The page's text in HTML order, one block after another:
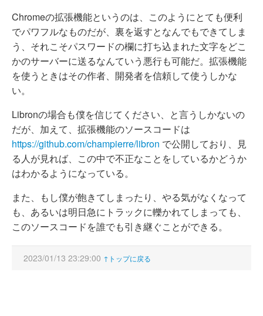
Chromeの拡張機能というのは、このようにとても便利
でパワフルなものだが、裏を返すとなんでもできてしま
う、それこそパスワードの欄に打ち込まれた文字をどこ
かのサーバーに送るなんていう悪行も可能だ。拡張機能
を使うときはその作者、開発者を信頼して使うしかな
い。
Libronの場合も僕を信じてください、と言うしかないの
だが、加えて、拡張機能のソースコードは
https://github.com/champierre/libron で公開しており、見
る人が見れば、この中で不正なことをしているかどうか
はわかるようになっている。
また、もし僕が飽きてしまったり、やる気がなくなって
も、あるいは明日急にトラックに轢かれてしまっても、
このソースコードを誰でも引き継ぐことができる。
2023/01/13 23:29:00 ↑トップに戻る